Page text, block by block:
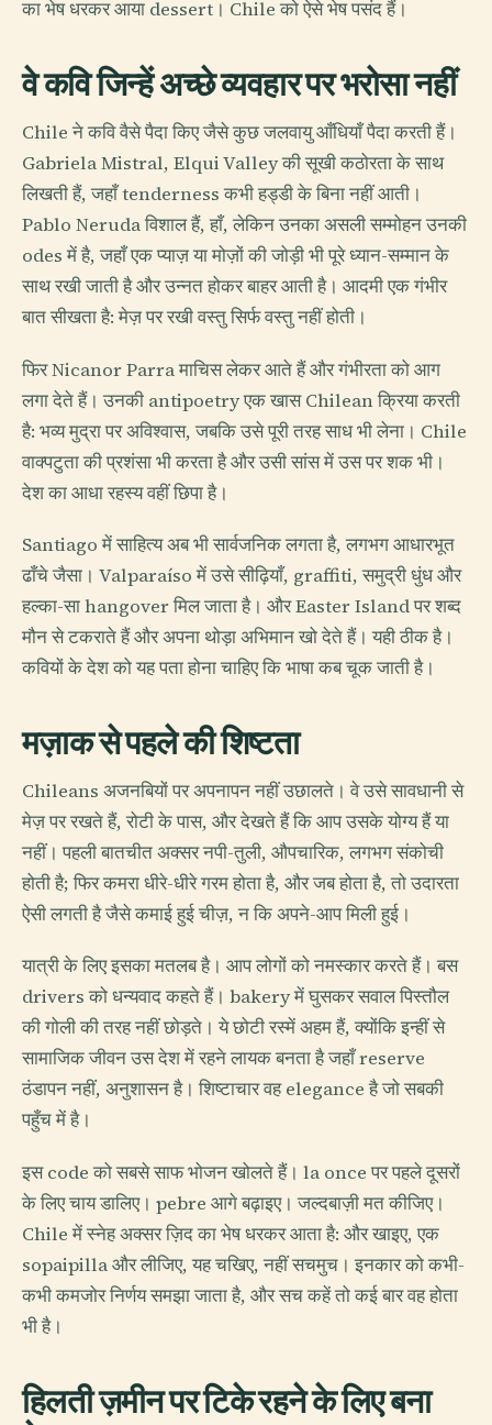
का भेष धरकर आया dessert। Chile को ऐसे भेष पसंद हैं।
वे कवि जिन्हें अच्छे व्यवहार पर भरोसा नहीं
Chile ने कवि वैसे पैदा किए जैसे कुछ जलवायु आँधियाँ पैदा करती हैं।
Gabriela Mistral, Elqui Valley की सूखी कठोरता के साथ
लिखती हैं, जहाँ tenderness कभी हड्डी के बिना नहीं आती।
Pablo Neruda विशाल हैं, हाँ, लेकिन उनका असली सम्मोहन उनकी
odes में है, जहाँ एक प्याज़ या मोज़ों की जोड़ी भी पूरे ध्यान-सम्मान के
साथ रखी जाती है और उन्नत होकर बाहर आती है। आदमी एक गंभीर
बात सीखता है: मेज़ पर रखी वस्तु सिर्फ वस्तु नहीं होती।
फिर Nicanor Parra माचिस लेकर आते हैं और गंभीरता को आग
लगा देते हैं। उनकी antipoetry एक खास Chilean क्रिया करती
है: भव्य मुद्रा पर अविश्वास, जबकि उसे पूरी तरह साध भी लेना। Chile
वाक्पटुता की प्रशंसा भी करता है और उसी सांस में उस पर शक भी।
देश का आधा रहस्य वहीं छिपा है।
Santiago में साहित्य अब भी सार्वजनिक लगता है, लगभग आधारभूत
ढाँचे जैसा। Valparaíso में उसे सीढ़ियाँ, graffiti, समुद्री धुंध और
हल्का-सा hangover मिल जाता है। और Easter Island पर शब्द
मौन से टकराते हैं और अपना थोड़ा अभिमान खो देते हैं। यही ठीक है।
कवियों के देश को यह पता होना चाहिए कि भाषा कब चूक जाती है।
मज़ाक से पहले की शिष्टता
Chileans अजनबियों पर अपनापन नहीं उछालते। वे उसे सावधानी से
मेज़ पर रखते हैं, रोटी के पास, और देखते हैं कि आप उसके योग्य हैं या
नहीं। पहली बातचीत अक्सर नपी-तुली, औपचारिक, लगभग संकोची
होती है; फिर कमरा धीरे-धीरे गरम होता है, और जब होता है, तो उदारता
ऐसी लगती है जैसे कमाई हुई चीज़, न कि अपने-आप मिली हुई।
यात्री के लिए इसका मतलब है। आप लोगों को नमस्कार करते हैं। बस
drivers को धन्यवाद कहते हैं। bakery में घुसकर सवाल पिस्तौल
की गोली की तरह नहीं छोड़ते। ये छोटी रस्में अहम हैं, क्योंकि इन्हीं से
सामाजिक जीवन उस देश में रहने लायक बनता है जहाँ reserve
ठंडापन नहीं, अनुशासन है। शिष्टाचार वह elegance है जो सबकी
पहुँच में है।
इस code को सबसे साफ भोजन खोलते हैं। la once पर पहले दूसरों
के लिए चाय डालिए। pebre आगे बढ़ाइए। जल्दबाज़ी मत कीजिए।
Chile में स्नेह अक्सर ज़िद का भेष धरकर आता है: और खाइए, एक
sopaipilla और लीजिए, यह चखिए, नहीं सचमुच। इनकार को कभी-
कभी कमजोर निर्णय समझा जाता है, और सच कहें तो कई बार वह होता
भी है।
हिलती ज़मीन पर टिके रहने के लिए बना